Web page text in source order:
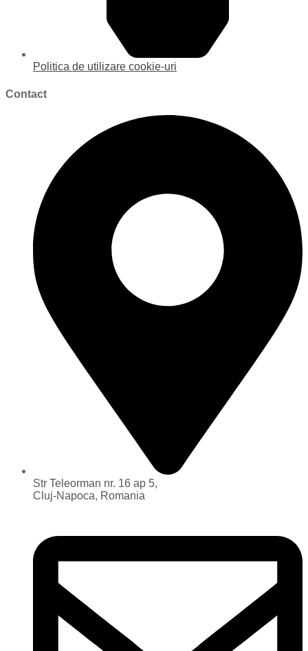
Politica de utilizare cookie-uri
Contact
Str Teleorman nr. 16 ap 5,
Cluj-Napoca, Romania